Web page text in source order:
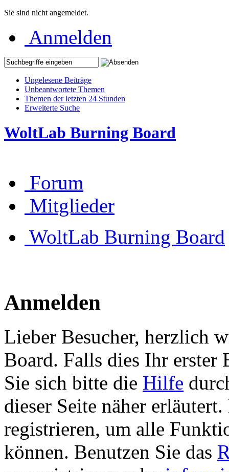
Sie sind nicht angemeldet.
Anmelden
Ungelesene Beiträge
Unbeantwortete Themen
Themen der letzten 24 Stunden
Erweiterte Suche
WoltLab Burning Board
Forum
Mitglieder
WoltLab Burning Board
Anmelden
Lieber Besucher, herzlich
Board. Falls dies Ihr erster
Sie sich bitte die Hilfe
dieser Seite näher
registrieren, um alle
können. Benutzen Sie das